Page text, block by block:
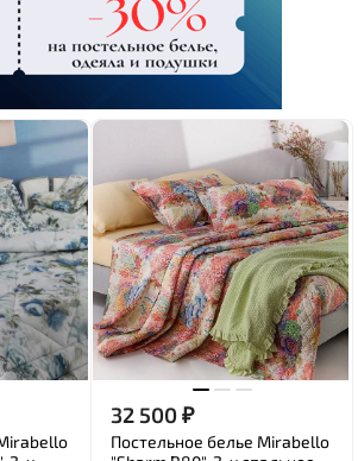
32 500₽
Постельное белье Mirabello